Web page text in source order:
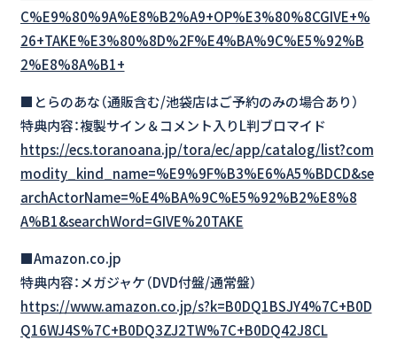
C%E9%80%9A%E8%B2%A9+OP%E3%80%8CGIVE+%
26+TAKE%E3%80%8D%2F%E4%BA%9C%E5%92%B
2%E8%8A%B1+
■とらのあな（通販含む/池袋店はご予約のみの場合あり）
特典内容：複製サイン＆コメント入りL判ブロマイド
https://ecs.toranoana.jp/tora/ec/app/catalog/list?com
modity_kind_name=%E9%9F%B3%E6%A5%BDCD&se
archActorName=%E4%BA%9C%E5%92%B2%E8%8
A%B1&searchWord=GIVE%20TAKE
■Amazon.co.jp
特典内容：メガジャケ（DVD付盤/通常盤）
https://www.amazon.co.jp/s?k=B0DQ1BSJY4%7C+B0D
Q16WJ4S%7C+B0DQ3ZJ2TW%7C+B0DQ42J8CL